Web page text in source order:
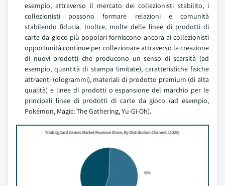
esempio, attraverso il mercato dei collezionisti stabilito, i
collezionisti possono formare relazioni e comunità
stabilendo fiducia. Inoltre, molte delle linee di prodotti di
carte da gioco più popolari forniscono ancora ai collezionisti
opportunità continue per collezionare attraverso la creazione
di nuovi prodotti che producono un senso di scarsità (ad
esempio, quantità di stampa limitate), caratteristiche fisiche
attraenti (ologrammi), materiali di prodotto premium (di alta
qualità) e linee di prodotti o espansione del marchio per le
principali linee di prodotti di carte da gioco (ad esempio,
Pokémon, Magic: The Gathering, Yu-Gi-Oh).